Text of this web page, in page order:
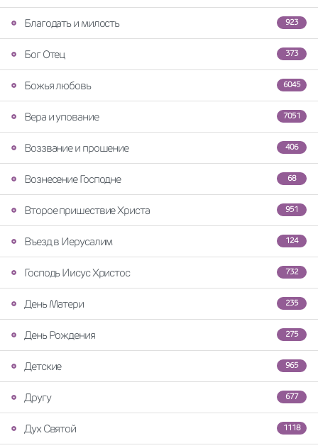
923
Благодать и милость
373
Бог Отец
6045
Божья любовь
7051
Вера и упование
406
Воззвание и прошение
68
Вознесение Господне
951
Второе пришествие Христа
124
Въезд в Иерусалим
732
Господь Иисус Христос
235
День Матери
275
День Рождения
965
Детские
677
Другу
1118
Дух Святой